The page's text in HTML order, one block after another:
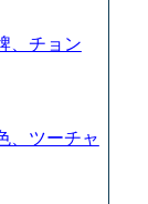
、チョン
、ツーチャ